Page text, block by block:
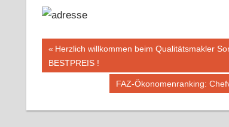
Beitragsnavigation
Vorheriger
Beitrag:
Herzlich willkommen beim Qualitätsmakler
BESTPREIS !
Nächster
FAZ-Ökonomenranking: